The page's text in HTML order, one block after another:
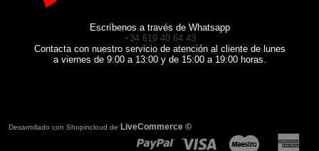
Escríbenos a través de Whatsapp
+34 619 40 64 43
Contacta con nuestro servicio de atención al cliente de lunes
a viernes de 9:00 a 13:00 y de 15:00 a 19:00 horas.
Desarrollado con Shopincloud de LiveCommerce ©